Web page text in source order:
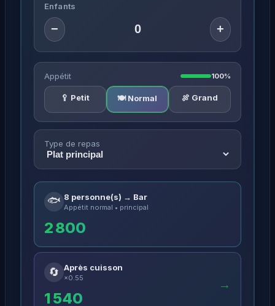
Enfants
− +
Appétit 100%
🥄 Petit 🍽️ Normal 🍖 Grand
Type de repas
🐟 8 personne(s) → Bar
Appétit normal • principal
2 800
🔄 Après cuisson
×0.55
1 540
→